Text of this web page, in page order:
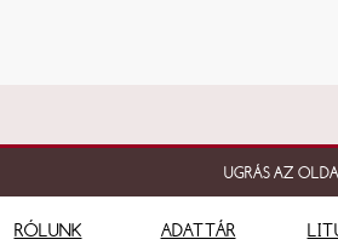
UGRÁS AZ
RÓLUNK ADATTÁR